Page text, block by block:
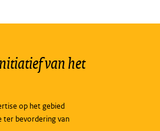
van het
op het gebied
ter bevordering van